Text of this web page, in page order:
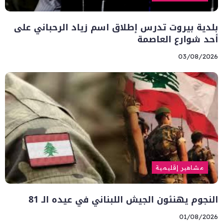
بلدية بيروت تدرس إطلاق اسم زياد الرحباني على
أحد شوارع العاصمة
03/08/2026
مشاهير إقليمية
النجوم يهنئون الجيش اللبناني في عيده الـ 81
01/08/2026